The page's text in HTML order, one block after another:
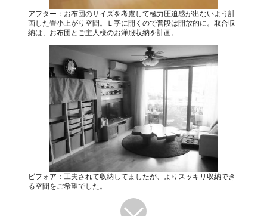
アフター：お布団のサイズを考慮して極力圧迫感が出ないよう計
画した畳小上がり空間。Ｌ字に開くので普段は開放的に。取合収
納は、お布団とご主人様のお洋服収納を計画。
ビフォア：工夫されて収納してましたが、よりスッキリ収納でき
る空間をご希望でした。